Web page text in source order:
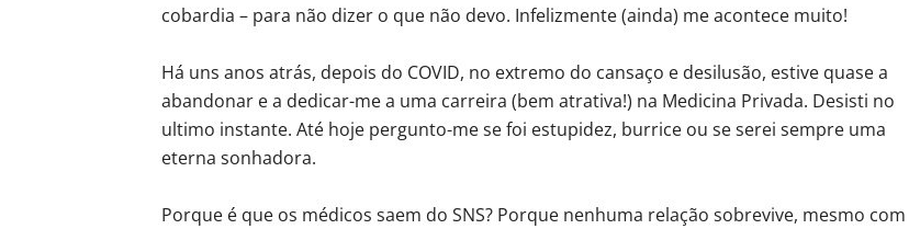
cobardia – para não dizer o que não devo. Infelizmente (ainda) me acontece muito!
Há uns anos atrás, depois do COVID, no extremo do cansaço e desilusão, estive quase a
abandonar e a dedicar-me a uma carreira (bem atrativa!) na Medicina Privada. Desisti no
ultimo instante. Até hoje pergunto-me se foi estupidez, burrice ou se serei sempre uma
eterna sonhadora.
Porque é que os médicos saem do SNS? Porque nenhuma relação sobrevive, mesmo com